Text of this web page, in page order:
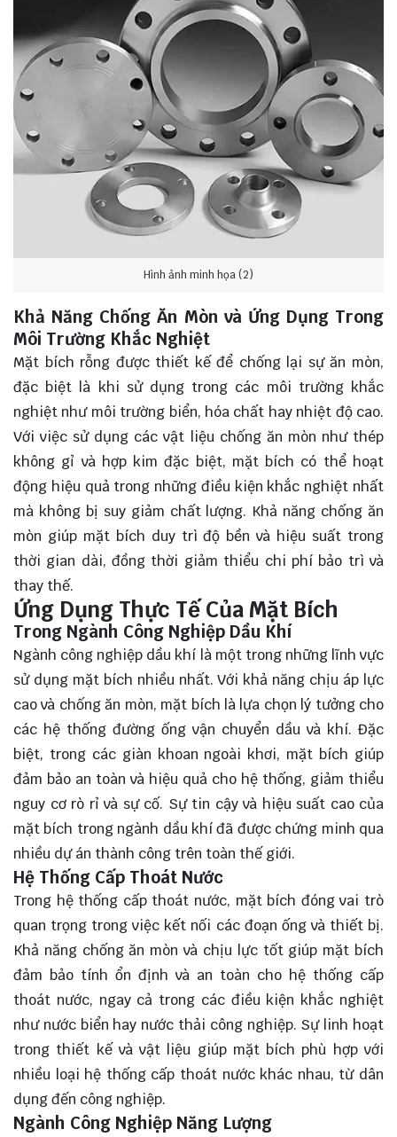
Hình ảnh minh họa (2)
Khả Năng Chống Ăn Mòn và Ứng Dụng Trong
Môi Trường Khắc Nghiệt
Mặt bích rỗng được thiết kế để chống lại sự ăn mòn,
đặc biệt là khi sử dụng trong các môi trường khắc
nghiệt như môi trường biển, hóa chất hay nhiệt độ cao.
Với việc sử dụng các vật liệu chống ăn mòn như thép
không gỉ và hợp kim đặc biệt, mặt bích có thể hoạt
động hiệu quả trong những điều kiện khắc nghiệt nhất
mà không bị suy giảm chất lượng. Khả năng chống ăn
mòn giúp mặt bích duy trì độ bền và hiệu suất trong
thời gian dài, đồng thời giảm thiểu chi phí bảo trì và
thay thế.
Ứng Dụng Thực Tế Của Mặt Bích
Trong Ngành Công Nghiệp Dầu Khí
Ngành công nghiệp dầu khí là một trong những lĩnh vực
sử dụng mặt bích nhiều nhất. Với khả năng chịu áp lực
cao và chống ăn mòn, mặt bích là lựa chọn lý tưởng cho
các hệ thống đường ống vận chuyển dầu và khí. Đặc
biệt, trong các giàn khoan ngoài khơi, mặt bích giúp
đảm bảo an toàn và hiệu quả cho hệ thống, giảm thiểu
nguy cơ rò rỉ và sự cố. Sự tin cậy và hiệu suất cao của
mặt bích trong ngành dầu khí đã được chứng minh qua
nhiều dự án thành công trên toàn thế giới.
Hệ Thống Cấp Thoát Nước
Trong hệ thống cấp thoát nước, mặt bích đóng vai trò
quan trọng trong việc kết nối các đoạn ống và thiết bị.
Khả năng chống ăn mòn và chịu lực tốt giúp mặt bích
đảm bảo tính ổn định và an toàn cho hệ thống cấp
thoát nước, ngay cả trong các điều kiện khắc nghiệt
như nước biển hay nước thải công nghiệp. Sự linh hoạt
trong thiết kế và vật liệu giúp mặt bích phù hợp với
nhiều loại hệ thống cấp thoát nước khác nhau, từ dân
dụng đến công nghiệp.
Ngành Công Nghiệp Năng Lượng